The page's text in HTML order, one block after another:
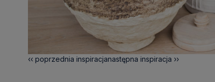
‹‹ poprzednia inspiracjanastępna inspiracja ››